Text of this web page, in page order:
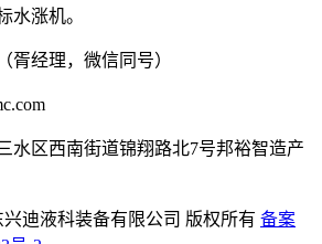
水涨机。
胥经理，微信同号）
水区西南街道锦翔路北7号邦裕智造产
兴迪液科装备有限公司 版权所有 备案